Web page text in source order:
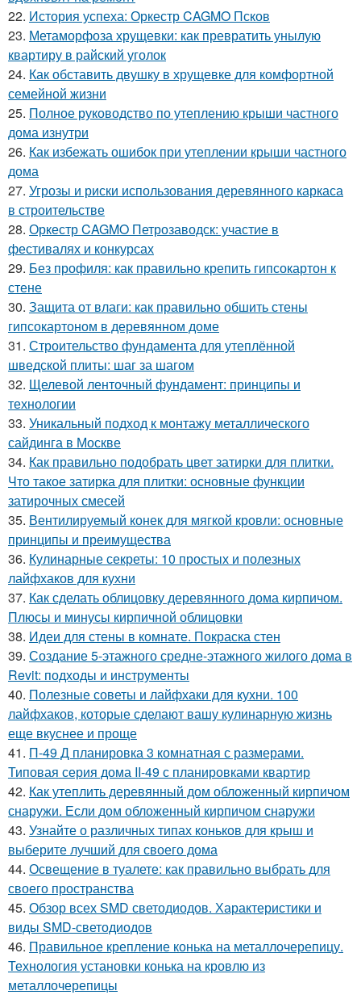
22. История успеха: Оркестр CAGMO Псков
23. Метаморфоза хрущевки: как превратить унылую
квартиру в райский уголок
24. Как обставить двушку в хрущевке для комфортной
семейной жизни
25. Полное руководство по утеплению крыши частного
дома изнутри
26. Как избежать ошибок при утеплении крыши частного
дома
27. Угрозы и риски использования деревянного каркаса
в строительстве
28. Оркестр CAGMO Петрозаводск: участие в
фестивалях и конкурсах
29. Без профиля: как правильно крепить гипсокартон к
стене
30. Защита от влаги: как правильно обшить стены
гипсокартоном в деревянном доме
31. Строительство фундамента для утеплённой
шведской плиты: шаг за шагом
32. Щелевой ленточный фундамент: принципы и
технологии
33. Уникальный подход к монтажу металлического
сайдинга в Москве
34. Как правильно подобрать цвет затирки для плитки.
Что такое затирка для плитки: основные функции
затирочных смесей
35. Вентилируемый конек для мягкой кровли: основные
принципы и преимущества
36. Кулинарные секреты: 10 простых и полезных
лайфхаков для кухни
37. Как сделать облицовку деревянного дома кирпичом.
Плюсы и минусы кирпичной облицовки
38. Идеи для стены в комнате. Покраска стен
39. Создание 5-этажного средне-этажного жилого дома в
Revit: подходы и инструменты
40. Полезные советы и лайфхаки для кухни. 100
лайфхаков, которые сделают вашу кулинарную жизнь
еще вкуснее и проще
41. П-49 Д планировка 3 комнатная с размерами.
Типовая серия дома II-49 с планировками квартир
42. Как утеплить деревянный дом обложенный кирпичом
снаружи. Если дом обложенный кирпичом снаружи
43. Узнайте о различных типах коньков для крыш и
выберите лучший для своего дома
44. Освещение в туалете: как правильно выбрать для
своего пространства
45. Обзор всех SMD светодиодов. Характеристики и
виды SMD-светодиодов
46. Правильное крепление конька на металлочерепицу.
Технология установки конька на кровлю из
металлочерепицы